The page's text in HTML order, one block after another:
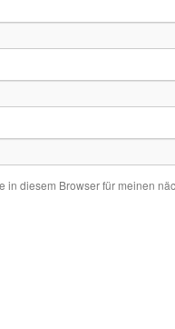
in diesem Browser für meinen